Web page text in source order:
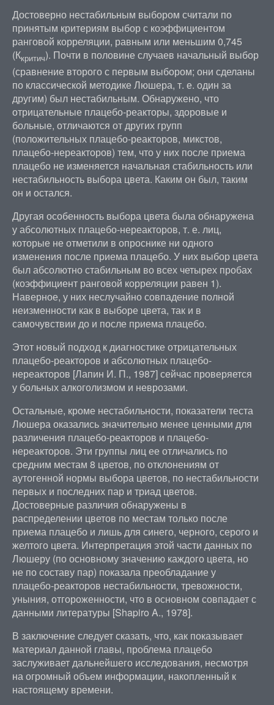
Достоверно нестабильным выбором считали по
принятым критериям выбор с коэффициентом
ранговой корреляции, равным или меньшим 0,745
(Ккритич). Почти в половине случаев начальный выбор
(сравнение второго с первым выбором; они сделаны
по классической методике Люшера, т. е. один за
другим) был нестабильным. Обнаружено, что
отрицательные плацебо-реакторы, здоровые и
больные, отличаются от других групп
(положительных плацебо-реакторов, микстов,
плацебо-нереакторов) тем, что у них после приема
плацебо не изменяется начальная стабильность или
нестабильность выбора цвета. Каким он был, таким
он и остался.
Другая особенность выбора цвета была обнаружена
у абсолютных плацебо-нереакторов, т. е. лиц,
которые не отметили в опроснике ни одного
изменения после приема плацебо. У них выбор цвета
был абсолютно стабильным во всех четырех пробах
(коэффициент ранговой корреляции равен 1).
Наверное, у них неслучайно совпадение полной
неизменности как в выборе цвета, так и в
самочувствии до и после приема плацебо.
Этот новый подход к диагностике отрицательных
плацебо-реакторов и абсолютных плацебо-
нереакторов [Лапин И. П., 1987] сейчас проверяется
у больных алкоголизмом и неврозами.
Остальные, кроме нестабильности, показатели теста
Люшера оказались значительно менее ценными для
различения плацебо-реакторов и плацебо-
нереакторов. Эти группы лиц ее отличались по
средним местам 8 цветов, по отклонениям от
аутогенной нормы выбора цветов, по нестабильности
первых и последних пар и триад цветов.
Достоверные различия обнаружены в
распределении цветов по местам только после
приема плацебо и лишь для синего, черного, серого и
желтого цвета. Интерпретация этой части данных по
Люшеру (по основному значению каждого цвета, но
не по составу пар) показала преобладание у
плацебо-реакторов нестабильности, тревожности,
уныния, отгороженности, что в основном совпадает с
данными литературы [Shapiro A., 1978].
В заключение следует сказать, что, как показывает
материал данной главы, проблема плацебо
заслуживает дальнейшего исследования, несмотря
на огромный объем информации, накопленный к
настоящему времени.